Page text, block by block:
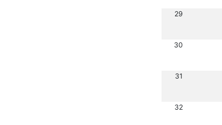
29
30
31
32